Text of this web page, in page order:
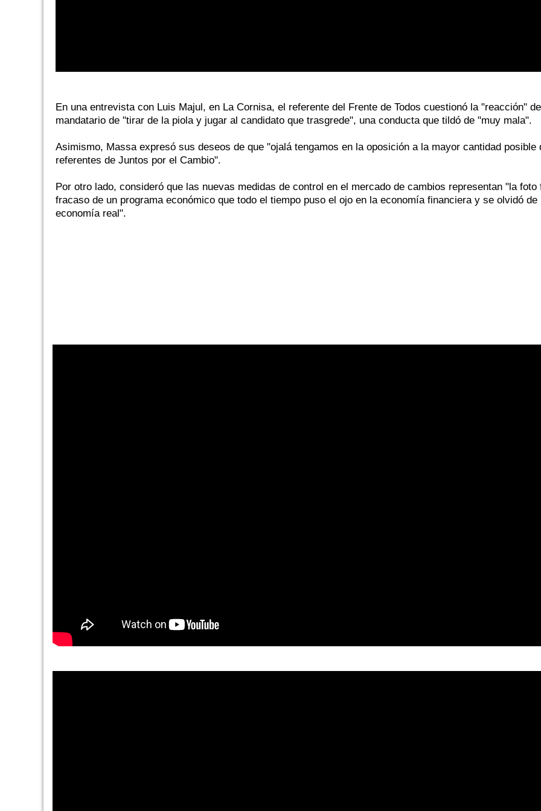
En una entrevista con Luis Majul, en La Cornisa, el referente del Frente de Todos cuestionó la "reacción"
mandatario de "tirar de la piola y jugar al candidato que trasgrede", una conducta que tildó de "muy mala".
Asimismo, Massa expresó sus deseos de que "ojalá tengamos en la oposición a la mayor cantidad posible
referentes de Juntos por el Cambio".
Por otro lado, consideró que las nuevas medidas de control en el mercado de cambios representan "la foto
fracaso de un programa económico que todo el tiempo puso el ojo en la economía financiera y se olvidó de
economía real".